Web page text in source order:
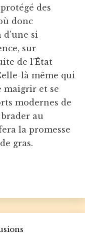
des
donc
si
sur
de l’État
là même qui
maigrir et se
modernes de
au
la promesse
gras.